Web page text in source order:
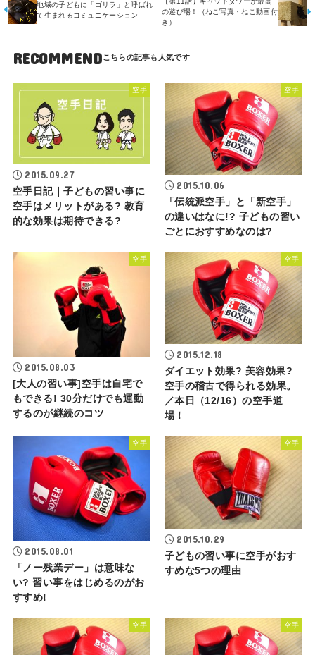
地域の子どもに「ゴリラ」と呼ばれ
て生まれるコミュニケーション
の遊び場！（ねこ写真・ねこ動画付
き）
RECOMMEND
空手
2015.09.27
空手日記｜子どもの習い事に
空手はメリットがある? 教育
的な効果は期待できる?
空手
2015.10.06
「伝統派空手」と「新空手」
の違いはなに!? 子どもの習い
ごとにおすすめなのは?
空手
2015.08.03
[大人の習い事]空手は自宅で
もできる! 30分だけでも運動
するのが継続のコツ
空手
2015.12.18
ダイエット効果? 美容効果?
空手の稽古で得られる効果。
／本日（12/16）の空手道
場！
空手
2015.08.01
「ノー残業デー」は意味な
い? 習い事をはじめるのがお
すすめ!
空手
2015.10.29
子どもの習い事に空手がおす
すめな5つの理由
空手 空手